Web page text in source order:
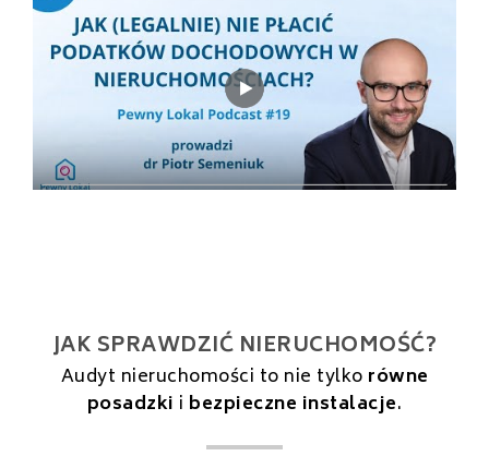
JAK SPRAWDZIĆ NIERUCHOMOŚĆ?
Audyt nieruchomości to nie tylko równe
posadzki i bezpieczne instalacje.